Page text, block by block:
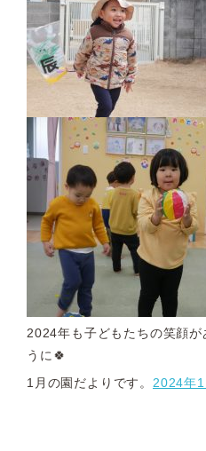
2024年も子どもたちの笑顔
うに🍀
1月の園だよりです。 2024年